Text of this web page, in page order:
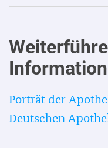
Porträt der
Deutschen